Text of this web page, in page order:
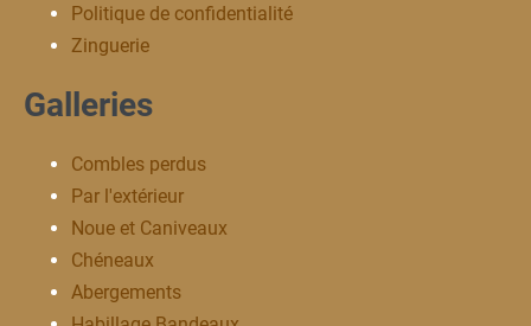
Politique de confidentialité
Zinguerie
Galleries
Combles perdus
Par l'extérieur
Noue et Caniveaux
Chéneaux
Abergements